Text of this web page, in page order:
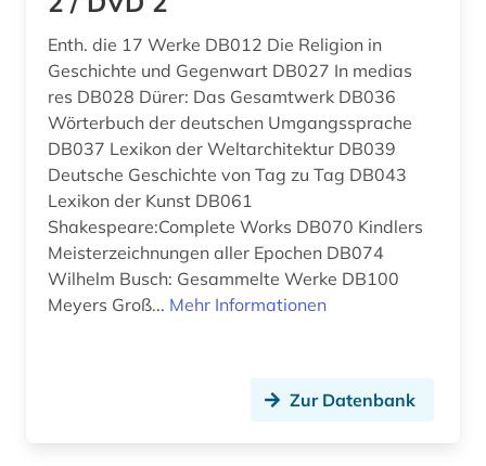
asien (3)
audiovisuelle medien (1)
aufsatzsammlung (1)
auguste rodin (1)
auktion (3)
auktionshaus (3)
auktionshäuser (1)
Osteuropa (5)
Polen (5)
Portugal (1)
Rheinland-Pfalz (1)
Roemisches Reich (5)
Russland, Sowjetunion (5)
Enth. die 17 Werke DB012 Die Religion in
Geschichte und Gegenwart DB027 In medias
res DB028 Dürer: Das Gesamtwerk DB036
Wörterbuch der deutschen Umgangssprache
DB037 Lexikon der Weltarchitektur DB039
Deutsche Geschichte von Tag zu Tag DB043
Lexikon der Kunst DB061
Shakespeare:Complete Works DB070 Kindlers
Meisterzeichnungen aller Epochen DB074
Wilhelm Busch: Gesammelte Werke DB100
Meyers Groß... Mehr Informationen
Zur Datenbank